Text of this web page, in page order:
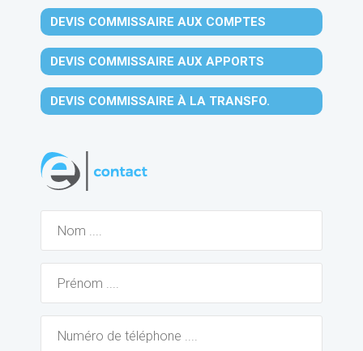
DEVIS COMMISSAIRE AUX COMPTES
DEVIS COMMISSAIRE AUX APPORTS
DEVIS COMMISSAIRE À LA TRANSFO.